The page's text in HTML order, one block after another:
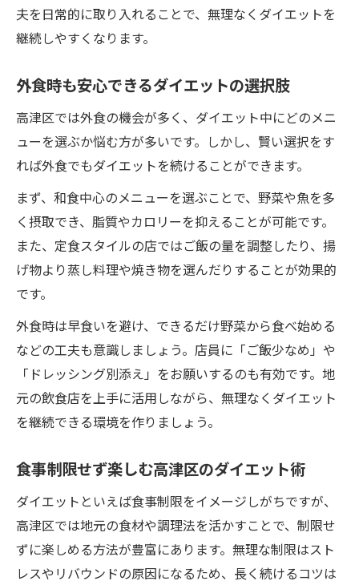
夫を日常的に取り入れることで、無理なくダイエットを
継続しやすくなります。
外食時も安心できるダイエットの選択肢
高津区では外食の機会が多く、ダイエット中にどのメニ
ューを選ぶか悩む方が多いです。しかし、賢い選択をす
れば外食でもダイエットを続けることができます。
まず、和食中心のメニューを選ぶことで、野菜や魚を多
く摂取でき、脂質やカロリーを抑えることが可能です。
また、定食スタイルの店ではご飯の量を調整したり、揚
げ物より蒸し料理や焼き物を選んだりすることが効果的
です。
外食時は早食いを避け、できるだけ野菜から食べ始める
などの工夫も意識しましょう。店員に「ご飯少なめ」や
「ドレッシング別添え」をお願いするのも有効です。地
元の飲食店を上手に活用しながら、無理なくダイエット
を継続できる環境を作りましょう。
食事制限せず楽しむ高津区のダイエット術
ダイエットといえば食事制限をイメージしがちですが、
高津区では地元の食材や調理法を活かすことで、制限せ
ずに楽しめる方法が豊富にあります。無理な制限はスト
レスやリバウンドの原因になるため、長く続けるコツは